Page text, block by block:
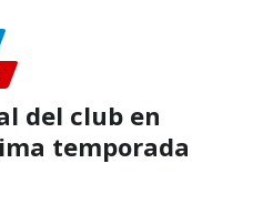
del club en
temporada